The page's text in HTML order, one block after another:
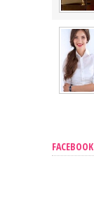
FACEBOOK